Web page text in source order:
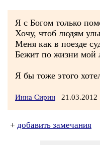
Я с Богом только
Хочу, чтоб людям
Меня как в поезде
Бежит по жизни мой
Я бы тоже этого
Инна Сирин 21.03.2012
+ добавить замечания